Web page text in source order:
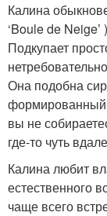
Калина
‘Boule de
Подкупает
Она подобна
формированный
вы не
где-то чуть
Калина любит
естественного
чаще всего